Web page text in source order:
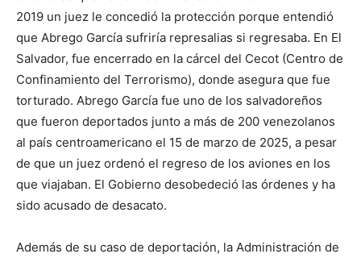
2019 un juez le concedió la protección porque entendió
que Abrego García sufriría represalias si regresaba. En El
Salvador, fue encerrado en la cárcel del Cecot (Centro de
Confinamiento del Terrorismo), donde asegura que fue
torturado. Abrego García fue uno de los salvadoreños
que fueron deportados junto a más de 200 venezolanos
al país centroamericano el 15 de marzo de 2025, a pesar
de que un juez ordenó el regreso de los aviones en los
que viajaban. El Gobierno desobedeció las órdenes y ha
sido acusado de desacato.
Además de su caso de deportación, la Administración de